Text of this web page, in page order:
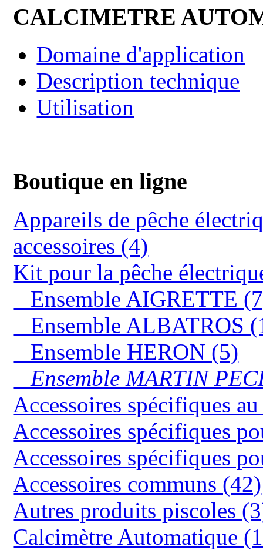
CALCIMETRE
Domaine d'application
Description technique
Utilisation
Boutique en ligne
Appareils de pêche
accessoires (4)
Kit pour la pêche
Ensemble AIGRETTE
Ensemble ALBATROS
Ensemble HERON (5)
Ensemble MARTIN
Accessoires spécifiques
Accessoires spécifiques
Accessoires spécifiques
Accessoires communs (42)
Autres produits piscoles
Calcimètre Automatique